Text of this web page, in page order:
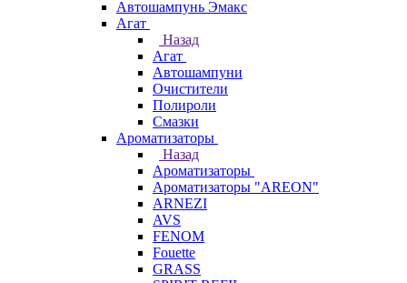
Автошампунь Эмакс
Агат
Назад
Агат
Автошампуни
Очистители
Полироли
Смазки
Ароматизаторы
Назад
Ароматизаторы
Ароматизаторы "AREON"
ARNEZI
AVS
FENOM
Fouette
GRASS